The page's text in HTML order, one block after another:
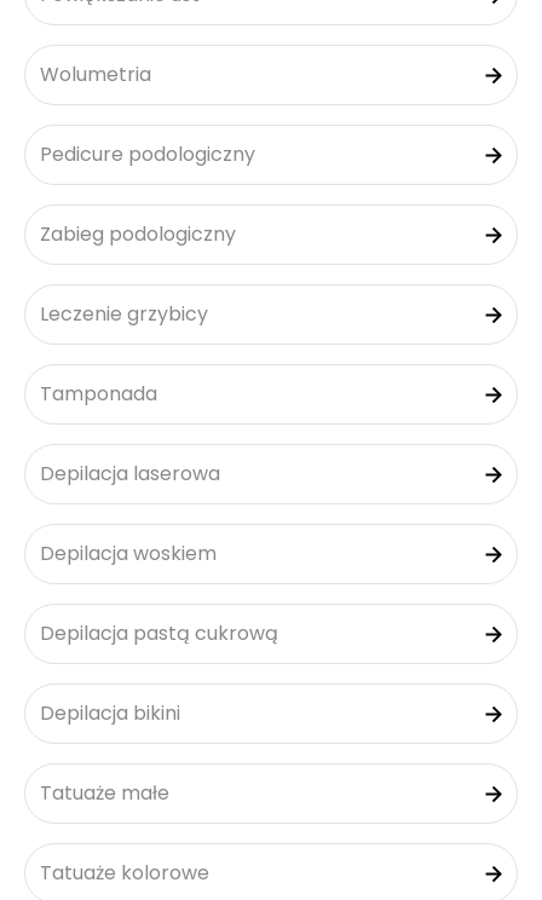
Wolumetria
Pedicure podologiczny
Zabieg podologiczny
Leczenie grzybicy
Tamponada
Depilacja laserowa
Depilacja woskiem
Depilacja pastą cukrową
Depilacja bikini
Tatuaże małe
Tatuaże kolorowe